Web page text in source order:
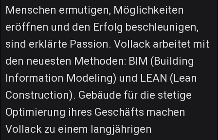
Menschen ermutigen, Möglichkeiten
eröffnen und den Erfolg beschleunigen,
sind erklärte Passion. Vollack arbeitet mit
den neuesten Methoden: BIM (Building
Information Modeling) und LEAN (Lean
Construction). Gebäude für die stetige
Optimierung ihres Geschäfts machen
Vollack zu einem langjährigen